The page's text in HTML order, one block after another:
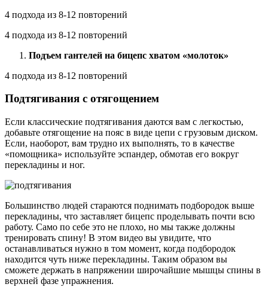
4 подхода из 8-12 повторений
4 подхода из 8-12 повторений
Подъем гантелей на бицепс хватом «молоток»
4 подхода из 8-12 повторений
Подтягивания с отягощением
Если классические подтягивания даются вам с легкостью,
добавьте отягощение на пояс в виде цепи с грузовым диском.
Если, наоборот, вам трудно их выполнять, то в качестве
«помощника» используйте эспандер, обмотав его вокруг
перекладины и ног.
Большинство людей стараются поднимать подбородок выше
перекладины, что заставляет бицепс проделывать почти всю
работу. Само по себе это не плохо, но мы также должны
тренировать спину! В этом видео вы увидите, что
останавливаться нужно в том момент, когда подбородок
находится чуть ниже перекладины. Таким образом вы
сможете держать в напряжении широчайшие мышцы спины в
верхней фазе упражнения.